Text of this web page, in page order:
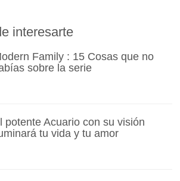
interesarte
Family : 15 Cosas que no
sobre la serie
potente Acuario con su visión
tu vida y tu amor